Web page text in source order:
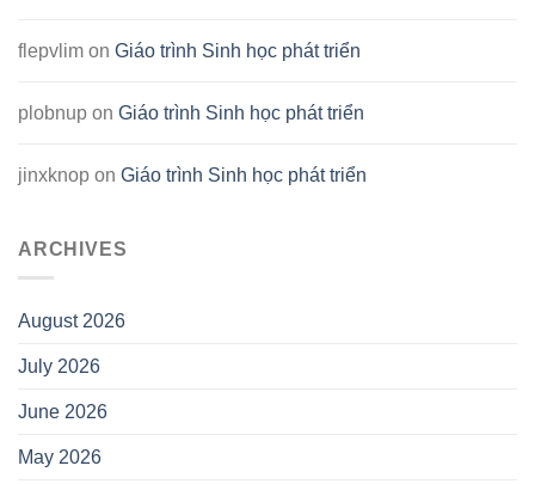
flepvlim on Giáo trình Sinh học phát triển
plobnup on Giáo trình Sinh học phát triển
jinxknop on Giáo trình Sinh học phát triển
ARCHIVES
August 2026
July 2026
June 2026
May 2026